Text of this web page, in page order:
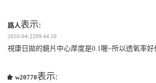
路人表示:
2010-04-2209:44:10
視康日拋的鏡片中心厚度是0.1喔~所以透氧率好
w20770表示: